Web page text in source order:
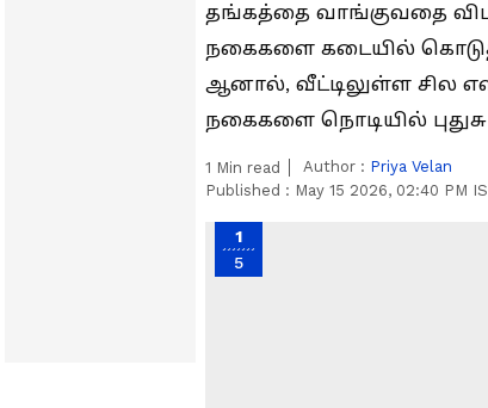
தங்கத்தை வாங்குவதை
நகைகளை கடையில்
ஆனால், வீட்டிலுள்ள சில
நகைகளை நொடியில்
1 Min read Author : Priya Velan
Published : May 15 2026, 02:40 PM
1
5